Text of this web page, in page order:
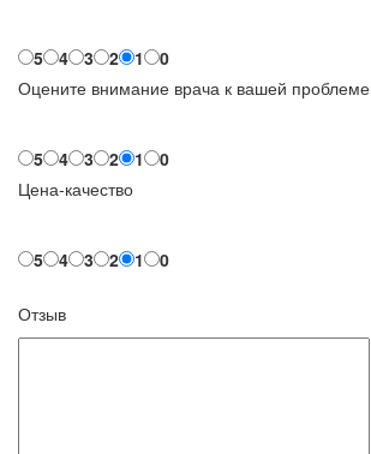
5 4 3 2 1
0
Оцените внимание врача к вашей проблеме
5 4 3 2 1
0
Цена-качество
5 4 3 2 1 0
Отзыв